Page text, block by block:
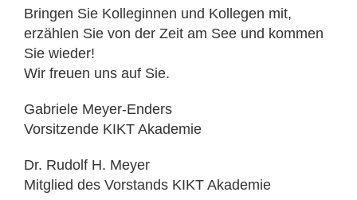
Bringen Sie Kolleginnen und Kollegen mit,
erzählen Sie von der Zeit am See und kommen
Sie wieder!
Wir freuen uns auf Sie.
Gabriele Meyer-Enders
Vorsitzende KIKT Akademie
Dr. Rudolf H. Meyer
Mitglied des Vorstands KIKT Akademie